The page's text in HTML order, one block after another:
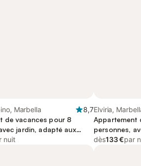
Marbella
8,7
de vacances pour 8
jardin, adapté aux
nuit
Elviria,
Appartement
personnes,
et vue sur
dès133 €par